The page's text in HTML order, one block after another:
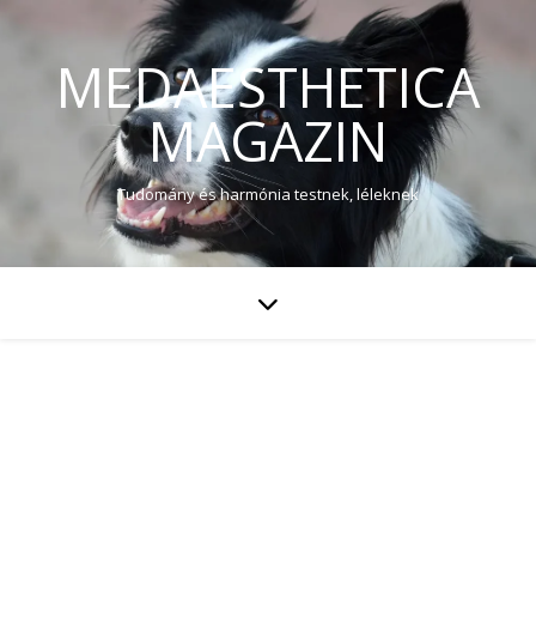
MEDAESTHETICA
MAGAZIN
Tudomány és harmónia testnek, léleknek